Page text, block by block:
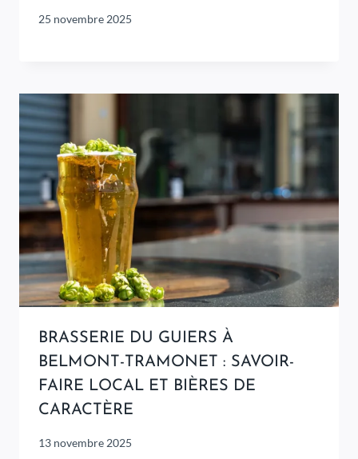
25 novembre 2025
BRASSERIE DU GUIERS À
BELMONT-TRAMONET : SAVOIR-
FAIRE LOCAL ET BIÈRES DE
CARACTÈRE
13 novembre 2025